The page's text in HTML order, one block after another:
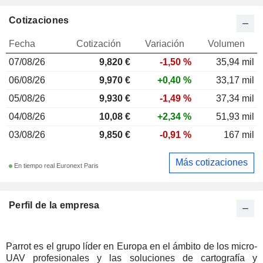
Perfil de la empresa
Parrot es el grupo líder en Europa en el ámbito de los micro-
UAV profesionales y las soluciones de cartografía y
Cotizaciones
Fecha Cotización Variación
Volumen
07/08/26
9,820 € -1,50 %
35,94 mil
06/08/26
9,970 € +0,40 %
33,17 mil
05/08/26
9,930 € -1,49 %
37,34 mil
04/08/26
10,08 € +2,34 %
51,93 mil
03/08/26
9,850 € -0,91 % 167 mil
En tiempo real Euronext Paris Más cotizaciones